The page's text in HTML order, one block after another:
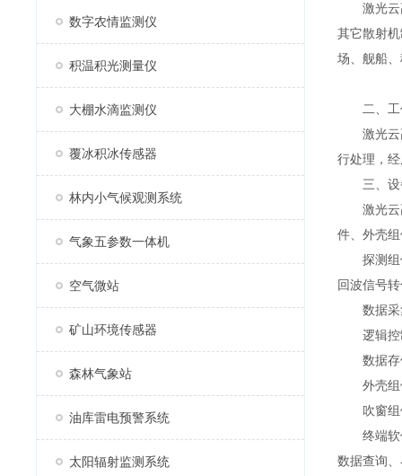
数字农情监测仪
积温积光测量仪
大棚水滴监测仪
覆冰积冰传感器
林内小气候观测系统
气象五参数一体机
空气微站
矿山环境传感器
森林气象站
油库雷电预警系统
太阳辐射监测系统
激光云高
其它散射
场、舰船
二、工
激光云高
行处理，
三、设
激光云高
件、外壳
探测组件
回波信号
数据采集
逻辑控制
数据存储
外壳组件
吹窗组件
终端软件
数据查询